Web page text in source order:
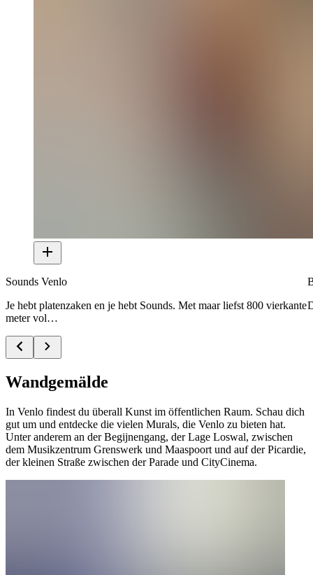
Sounds Venlo
Je hebt platenzaken en je hebt Sounds. Met maar liefst 800 vierkante
meter vol…
Wandgemälde
In Venlo findest du überall Kunst im öffentlichen Raum. Schau dich
gut um und entdecke die vielen Murals, die Venlo zu bieten hat.
Unter anderem an der Begijnengang, der Lage Loswal, zwischen
dem Musikzentrum Grenswerk und Maaspoort und auf der Picardie,
der kleinen Straße zwischen der Parade und CityCinema.